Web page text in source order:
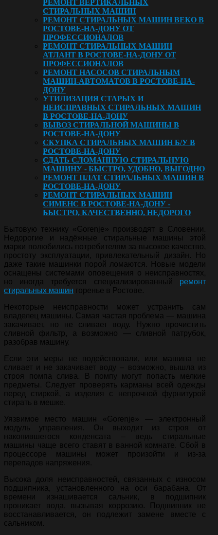
РЕМОНТ ВЕРТИКАЛЬНЫХ
СТИРАЛЬНЫХ МАШИН
РЕМОНТ СТИРАЛЬНЫХ МАШИН ВЕКО В
РОСТОВЕ-НА-ДОНУ ОТ
ПРОФЕССИОНАЛОВ
РЕМОНТ СТИРАЛЬНЫХ МАШИН
АТЛАНТ В РОСТОВЕ-НА-ДОНУ ОТ
ПРОФЕССИОНАЛОВ
РЕМОНТ НАСОСОВ СТИРАЛЬНЫМ
МАШИН-АВТОМАТОВ В РОСТОВЕ-НА-
ДОНУ
УТИЛИЗАЦИЯ СТАРЫХ И
НЕИСПРАВНЫХ СТИРАЛЬНЫХ МАШИН
В РОСТОВЕ-НА-ДОНУ
ВЫВОЗ СТИРАЛЬНОЙ МАШИНЫ В
РОСТОВЕ-НА-ДОНУ
СКУПКА СТИРАЛЬНЫХ МАШИН Б/У В
РОСТОВЕ-НА-ДОНУ
СДАТЬ СЛОМАННУЮ СТИРАЛЬНУЮ
МАШИНУ - БЫСТРО, УДОБНО, ВЫГОДНО
РЕМОНТ ПЛАТ СТИРАЛЬНЫХ МАШИН В
РОСТОВЕ-НА-ДOНУ
РЕМОНТ СТИРАЛЬНЫХ МАШИН
СИМЕНС В РОСТОВЕ-НА-ДОНУ -
БЫСТРО, КАЧЕСТВЕННО, НЕДОРОГО
Бытовую технику «Gorenje» производят в Словении.
Недорогие и надёжные стиральные машины этой
марки полюбились потребителям за высокое качество,
простоту эксплуатации, привлекательный дизайн. Но
даже такие машинки порой ломаются. Новые модели
оснащены системами оповещения о неисправностях,
но иногда требуется специализированный ремонт
стиральных машин горенье в Ростове.
Некоторые неисправности может устранить сам
владелец машины. Самая частая проблема — машина
закачивает, но не сливает воду. Нужно прочистить
сливной фильтр, а возможно — сливной патрубок,
разобрав машину.
Если эти меры не подействовали, или машина не
сливает и не закачивает воду – возможно, вышла из
строя помпа слива. В помпу могут попасть мелкие
предметы. Следует проверять карманы всей одежды
перед стиркой, а изделия с непрочной фурнитурой
стирать в мешке.
Уязвимое место машин «Gorenje» — электронный
модуль управления. Он выходит из строя от
накопившегося конденсата – ведь стиральные
машины чаще всего ставят в ванной комнате. Сбой в
процессоре машины может произойти и из-за
перепадов напряжения.
Высока доля неисправностей, связанных с износом
подшипника, установленного на оси барабана. От
времени изнашивается сальник, в подшипник
проникает вода, вызывая коррозию. Подшипник не
восстанавливается, он подлежит замене вместе с
сальником.